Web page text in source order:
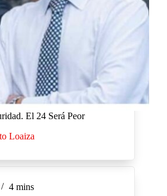
El 24 Será Peor
Loaiza
4 mins